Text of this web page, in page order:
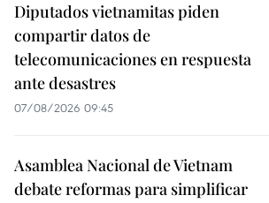
Diputados vietnamitas piden
compartir datos de
telecomunicaciones en respuesta
ante desastres
07/08/2026 09:45
Asamblea Nacional de Vietnam
debate reformas para simplificar